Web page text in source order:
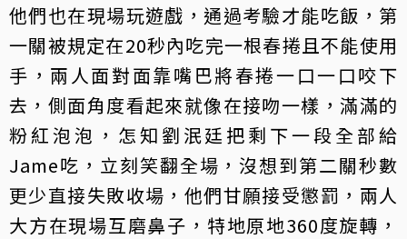
他們也在現場玩遊戲，通過考驗才能吃飯，第
一關被規定在20秒內吃完一根春捲且不能使用
手，兩人面對面靠嘴巴將春捲一口一口咬下
去，側面角度看起來就像在接吻一樣，滿滿的
粉紅泡泡，怎知劉泯廷把剩下一段全部給
Jame吃，立刻笑翻全場，沒想到第二關秒數
更少直接失敗收場，他們甘願接受懲罰，兩人
大方在現場互磨鼻子，特地原地360度旋轉，